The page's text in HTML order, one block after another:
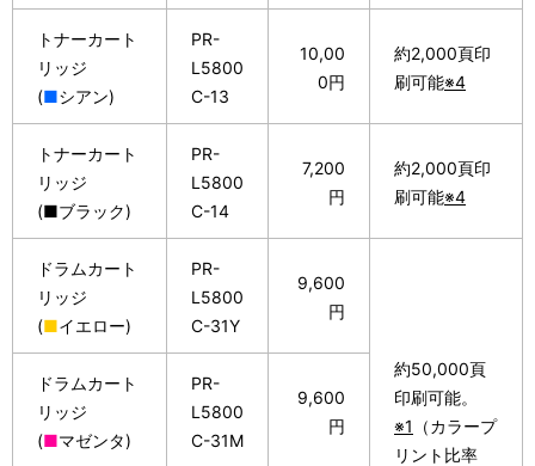
トナーカート
リッジ
(■シアン)
PR-
L5800
C-13
10,00
0円
約2,000頁印
刷可能※4
トナーカート
リッジ
(■ブラック)
PR-
L5800
C-14
7,200
円
約2,000頁印
刷可能※4
ドラムカート
リッジ
(■イエロー)
PR-
L5800
C-31Y
9,600
円
約50,000頁
印刷可能。
※1
（カラープ
リント比率
ドラムカート
リッジ
(■マゼンタ)
PR-
L5800
C-31M
9,600
円